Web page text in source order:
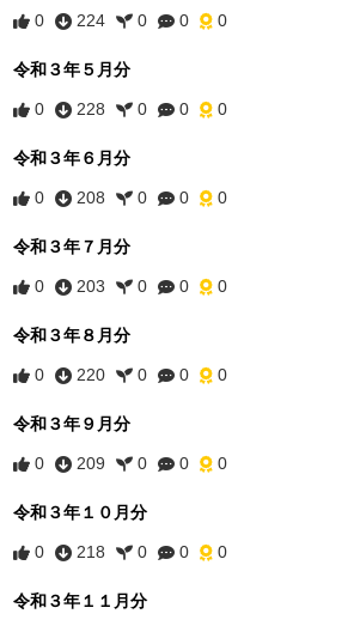
0 224 0 0 0
令和３年５月分
0 228 0 0 0
令和３年６月分
0 208 0 0 0
令和３年７月分
0 203 0 0 0
令和３年８月分
0 220 0 0 0
令和３年９月分
0 209 0 0 0
令和３年１０月分
0 218 0 0 0
令和３年１１月分